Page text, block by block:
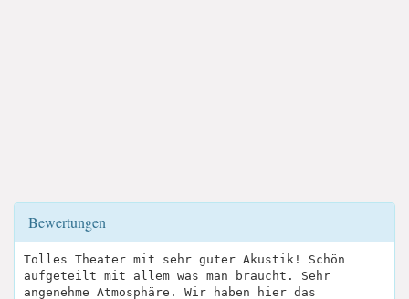
Bewertungen
Tolles Theater mit sehr guter Akustik! Schön
aufgeteilt mit allem was man braucht. Sehr
angenehme Atmosphäre. Wir haben hier das